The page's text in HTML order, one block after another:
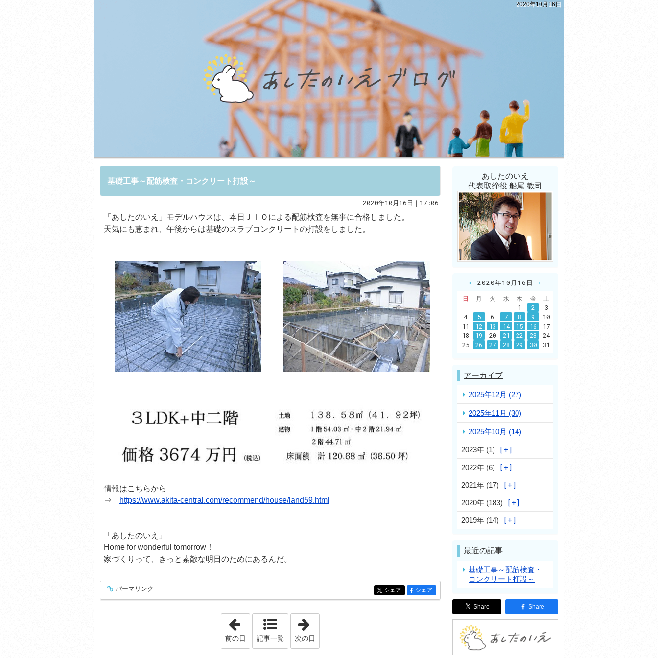
2020年10月16日
基礎工事～配筋検査・コンクリート打設～
2020年10月16日｜17:06
「あしたのいえ」モデルハウスは、本日ＪＩＯによる配筋検査を無事に合格しました。
天気にも恵まれ、午後からは基礎のスラブコンクリートの打設をしました。
情報はこちらから
⇒
https://www.akita-central.com/recommend/house/land59.html
「あしたのいえ」
Home for wonderful tomorrow！
家づくりって、きっと素敵な明日のためにあるんだ。
entry359
パーマリンク entry359
シェア entry359
シェア
「2020年10月15日」
前の日 記事一覧 次の日
あしたのいえ
代表取締役 船尾 教司
« 2020年10月16日
»
日
月 火 水 木 金
土
1
2
3
4
5 6 7 8 9
10
11
12 13 14 15 16
17
18
19 20 21 22 23
24
25
26 27 28 29 30 31
アーカイブ
2025年12月 (27)
2025年11月 (30)
2025年10月 (14)
2023年 (1)
2022年 (6)
2021年 (17)
2020年 (183)
2019年 (14)
最近の記事
基礎工事～配筋検査・
コンクリート打設～
Share Share